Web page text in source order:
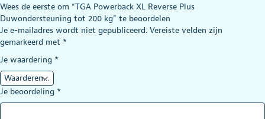
Wees de eerste om “TGA Powerback XL Reverse Plus
Duwondersteuning tot 200 kg” te beoordelen
Je e-mailadres wordt niet gepubliceerd. Vereiste velden zijn
gemarkeerd met *
Je waardering *
Je beoordeling *